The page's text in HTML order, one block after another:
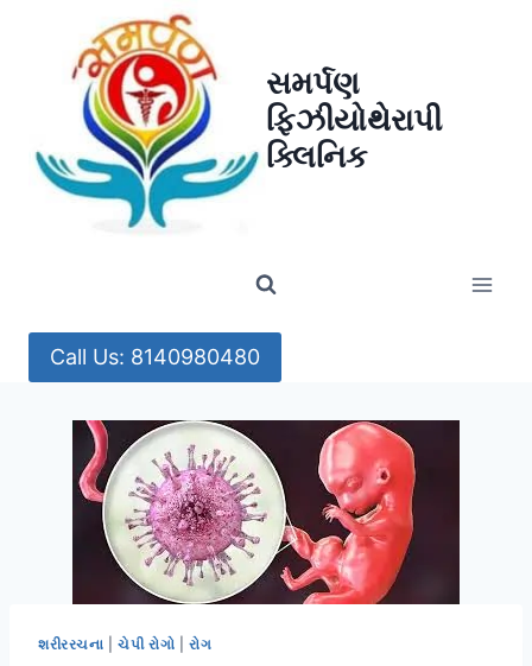
સમર્પણ
ફિઝીયોથેરાપી
ક્લિનિક
Call Us: 8140980480
શરીરરચના |ચેપી રોગો |રોગ